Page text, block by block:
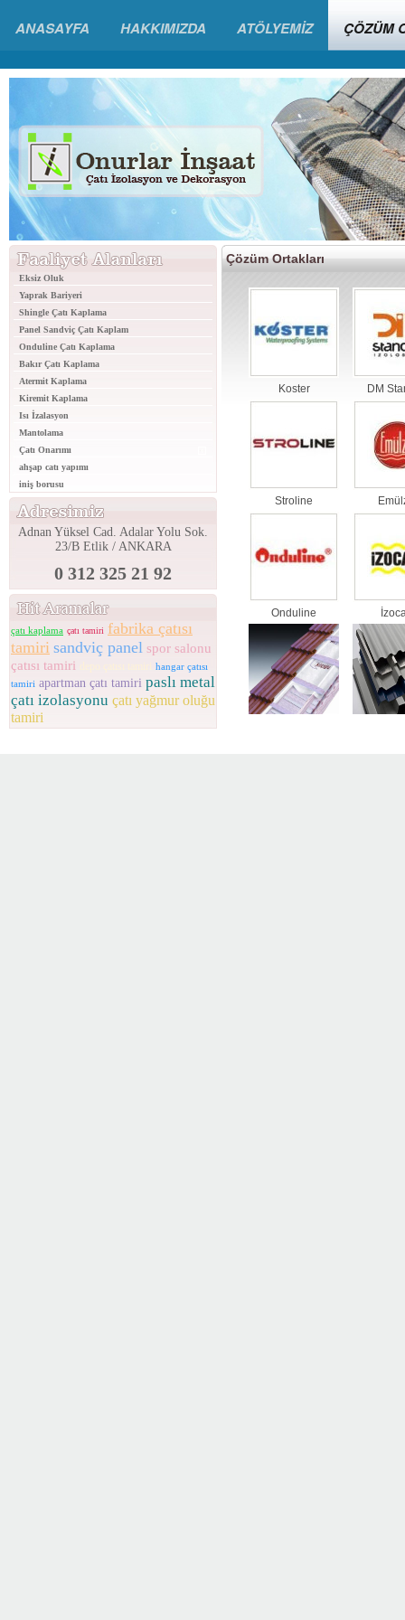
ANASAYFA HAKKIMIZDA ATÖLYEMİZ ÇÖZÜM
Eksiz Oluk
Yaprak Bariyeri
Shingle Çatı Kaplama
Panel Sandviç Çatı Kaplam
Onduline Çatı Kaplama
Bakır Çatı Kaplama
Atermit Kaplama
Kiremit Kaplama
Isı İzalasyon
Mantolama
Çatı Onarımı
ahşap catı yapımı
iniş borusu
Adnan Yüksel Cad. Adalar Yolu Sok.
23/B Etlik / ANKARA
0 312 325 21 92
çatı kaplama çatı tamiri fabrika çatısı
tamiri sandviç panel spor salonu
çatısı tamiri
hangar çatısı
tamiri apartman çatı tamiri paslı metal
çatı izolasyonu çatı yağmur oluğu
tamiri
Çözüm Ortakları
Koster DM
Stroline
Onduline